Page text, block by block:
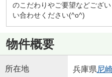
のこだわりやご要望などござ
い合わせください(^o^)
物件概要
所在地 兵庫県尼